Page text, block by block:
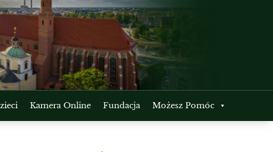
Kamera Online Fundacja Możesz Pomóc